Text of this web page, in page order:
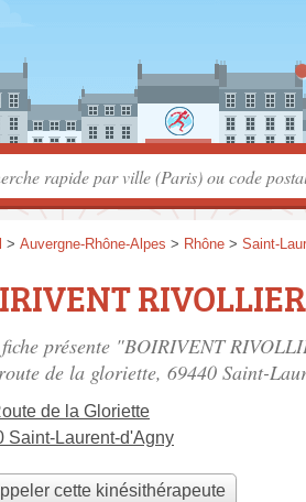
> Auvergne-Rhône-Alpes > Rhône > Saint-
présente "BOIRIVENT
route de la gloriette, 69440 Saint-
de la Gloriette
Saint-Laurent-d'Agny
cette kinésithérapeute